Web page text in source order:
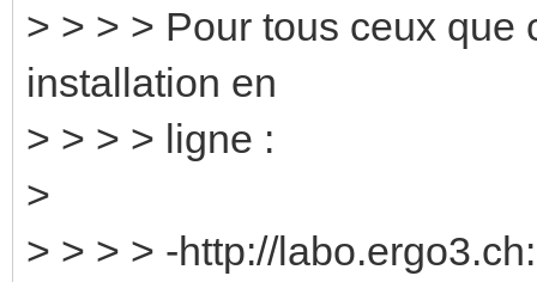
> > > > Pour tous ceux que
installation en
> > > > ligne :
>
> > > > -http://